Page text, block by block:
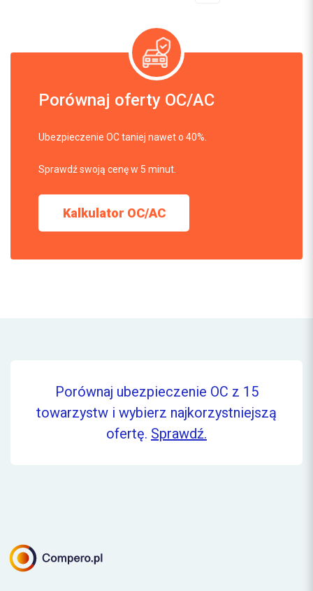
Porównaj oferty OC/AC
Ubezpieczenie OC taniej nawet o 40%.
Sprawdź swoją cenę w 5 minut.
Kalkulator OC/AC
Porównaj ubezpieczenie OC z 15
towarzystw i wybierz najkorzystniejszą
ofertę. Sprawdź.